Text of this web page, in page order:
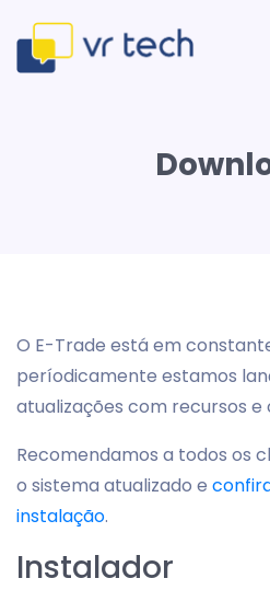
O E-Trade está em
períodicamente estamos
atualizações com recursos e
Recomendamos a todos os
o sistema atualizado e
instalação.
Instalador